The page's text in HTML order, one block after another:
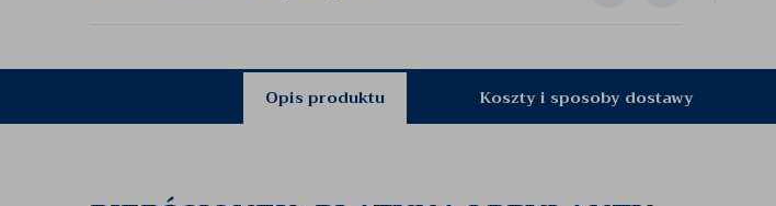
Opis produktu Koszty i sposoby dostawy